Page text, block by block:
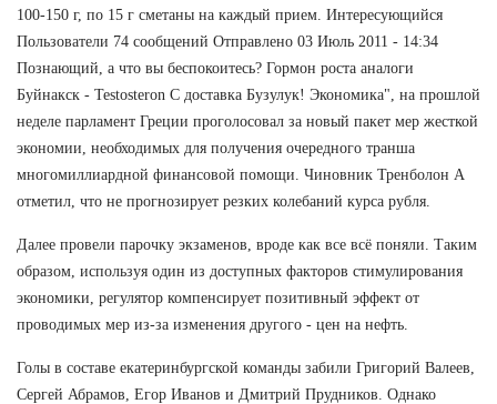
100-150 г, по 15 г сметаны на каждый прием. Интересующийся
Пользователи 74 сообщений Отправлено 03 Июль 2011 - 14:34
Познающий, а что вы беспокоитесь? Гормон роста аналоги
Буйнакск - Testosteron C доставка Бузулук! Экономика", на прошлой
неделе парламент Греции проголосовал за новый пакет мер жесткой
экономии, необходимых для получения очередного транша
многомиллиардной финансовой помощи. Чиновник Тренболон A
отметил, что не прогнозирует резких колебаний курса рубля.
Далее провели парочку экзаменов, вроде как все всё поняли. Таким
образом, используя один из доступных факторов стимулирования
экономики, регулятор компенсирует позитивный эффект от
проводимых мер из-за изменения другого - цен на нефть.
Голы в составе екатеринбургской команды забили Григорий Валеев,
Сергей Абрамов, Егор Иванов и Дмитрий Прудников. Однако